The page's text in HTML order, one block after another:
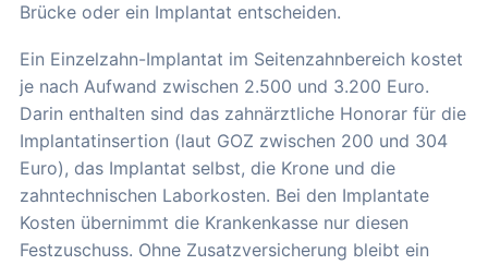
Brücke oder ein Implantat entscheiden.
Ein Einzelzahn-Implantat im Seitenzahnbereich kostet
je nach Aufwand zwischen 2.500 und 3.200 Euro.
Darin enthalten sind das zahnärztliche Honorar für die
Implantatinsertion (laut GOZ zwischen 200 und 304
Euro), das Implantat selbst, die Krone und die
zahntechnischen Laborkosten. Bei den Implantate
Kosten übernimmt die Krankenkasse nur diesen
Festzuschuss. Ohne Zusatzversicherung bleibt ein